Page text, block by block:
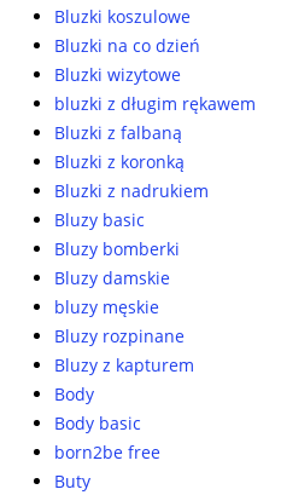
Bluzki koszulowe
Bluzki na co dzień
Bluzki wizytowe
bluzki z długim rękawem
Bluzki z falbaną
Bluzki z koronką
Bluzki z nadrukiem
Bluzy basic
Bluzy bomberki
Bluzy damskie
bluzy męskie
Bluzy rozpinane
Bluzy z kapturem
Body
Body basic
born2be free
Buty